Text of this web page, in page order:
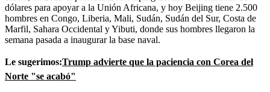
dólares para apoyar a la Unión Africana, y hoy Beijing tiene 2.500
hombres en Congo, Liberia, Mali, Sudán, Sudán del Sur, Costa de
Marfil, Sahara Occidental y Yibuti, donde sus hombres llegaron la
semana pasada a inaugurar la base naval.
Le sugerimos:Trump advierte que la paciencia con Corea del
Norte "se acabó"